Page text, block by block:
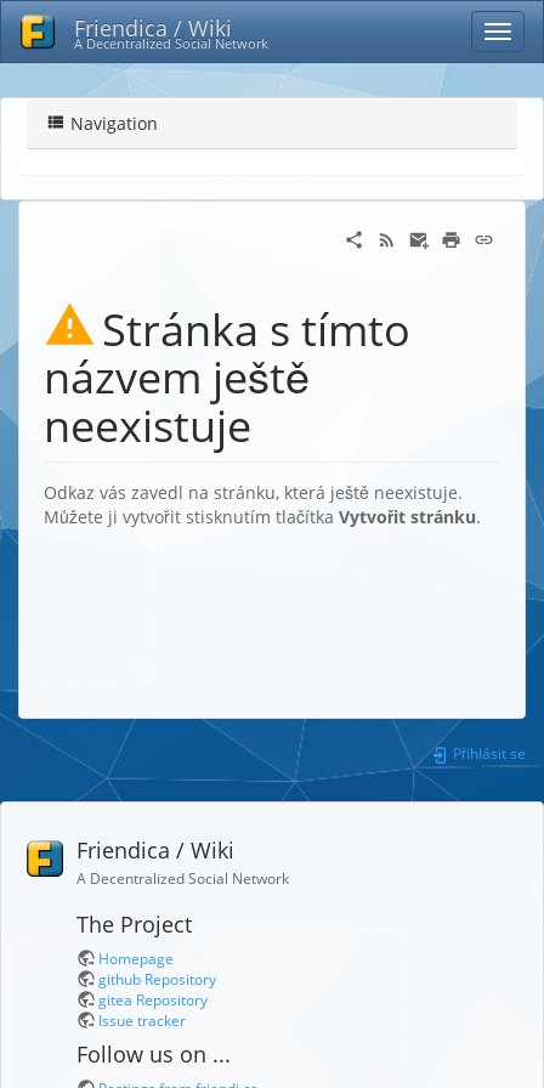
Friendica / Wiki
A Decentralized Social Network
Navigation
Stránka s tímto
názvem ještě
neexistuje
Odkaz vás zavedl na stránku, která ještě neexistuje.
Můžete ji vytvořit stisknutím tlačítka Vytvořit stránku.
Přihlásit se
Friendica / Wiki
A Decentralized Social Network
The Project
Homepage
github Repository
gitea Repository
Issue tracker
Follow us on ...